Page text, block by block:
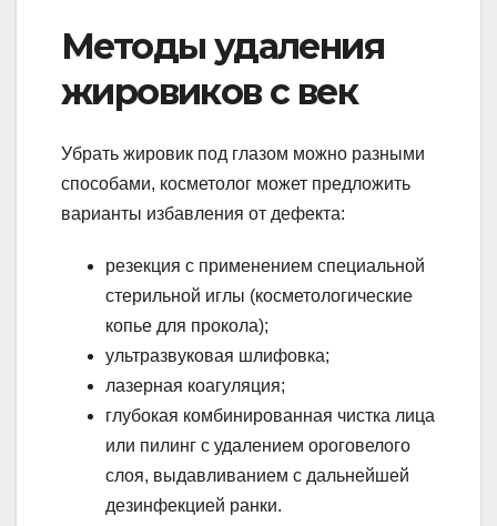
Методы удаления
жировиков с век
Убрать жировик под глазом можно разными
способами, косметолог может предложить
варианты избавления от дефекта:
резекция с применением специальной
стерильной иглы (косметологические
копье для прокола);
ультразвуковая шлифовка;
лазерная коагуляция;
глубокая комбинированная чистка лица
или пилинг с удалением ороговелого
слоя, выдавливанием с дальнейшей
дезинфекцией ранки.